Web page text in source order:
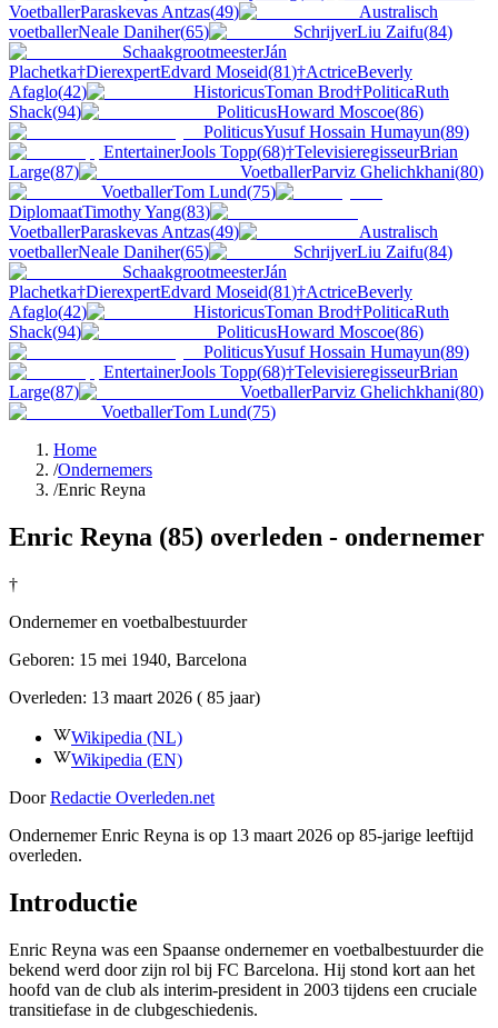
VoetballerParaskevas Antzas(49)
Australisch
voetballerNeale Daniher(65) SchrijverLiu Zaifu(84)
SchaakgrootmeesterJán
Plachetka†DierexpertEdvard Moseid(81)†ActriceBeverly
Afaglo(42) HistoricusToman Brod†PoliticaRuth
Shack(94) PoliticusHoward Moscoe(86)
PoliticusYusuf Hossain Humayun(89)
EntertainerJools Topp(68)†TelevisieregisseurBrian
Large(87) VoetballerParviz Ghelichkhani(80)
VoetballerTom Lund(75)
DiplomaatTimothy Yang(83)
VoetballerParaskevas Antzas(49)
Australisch
voetballerNeale Daniher(65) SchrijverLiu Zaifu(84)
SchaakgrootmeesterJán
Plachetka†DierexpertEdvard Moseid(81)†ActriceBeverly
Afaglo(42) HistoricusToman Brod†PoliticaRuth
Shack(94) PoliticusHoward Moscoe(86)
PoliticusYusuf Hossain Humayun(89)
EntertainerJools Topp(68)†TelevisieregisseurBrian
Large(87) VoetballerParviz Ghelichkhani(80)
VoetballerTom Lund(75)
Home
/Ondernemers
/Enric Reyna
Enric Reyna (85) overleden - ondernemer
†
Ondernemer en voetbalbestuurder
Geboren: 15 mei 1940, Barcelona
Overleden: 13 maart 2026 ( 85 jaar)
Wikipedia (NL)
Wikipedia (EN)
Door Redactie Overleden.net
Ondernemer Enric Reyna is op 13 maart 2026 op 85-jarige leeftijd
overleden.
Introductie
Enric Reyna was een Spaanse ondernemer en voetbalbestuurder die
bekend werd door zijn rol bij FC Barcelona. Hij stond kort aan het
hoofd van de club als interim-president in 2003 tijdens een cruciale
transitiefase in de clubgeschiedenis.